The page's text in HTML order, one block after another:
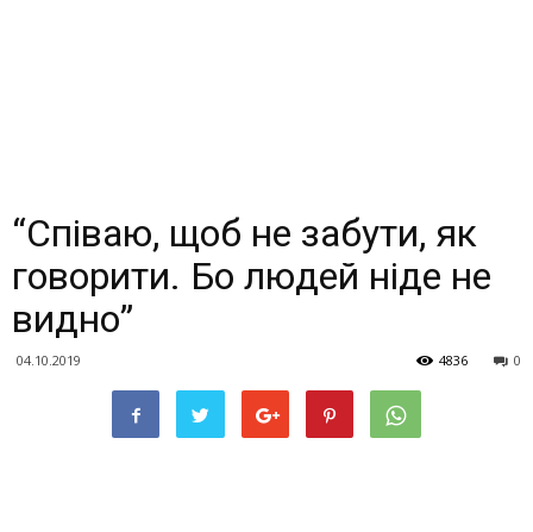
“Співаю, щоб не забути, як
говорити. Бо людей ніде не
видно”
04.10.2019 0
4836